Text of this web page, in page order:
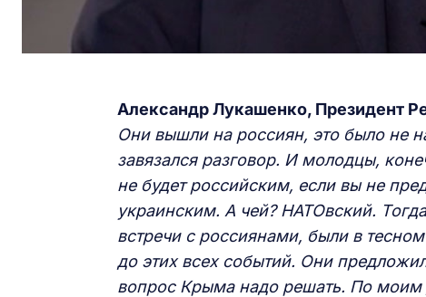
Александр Лукашенко, Президент
Они вышли на россиян, это было не
завязался разговор. Имолодцы,
не будет российским, если вы не
украинским. А чей? НАТОвский.
встречи с россиянами, были в
до этих всех событий. Они
вопрос Крыма надо решать. По